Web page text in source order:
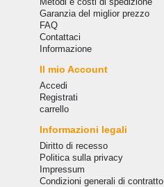
Garanzia del miglior prezzo
FAQ
Сontattaci
Informazione
Il mio Account
Accedi
Registrati
carrello
Informazioni legali
Diritto di recesso
Politica sulla privacy
Impressum
Condizioni generali di contratto